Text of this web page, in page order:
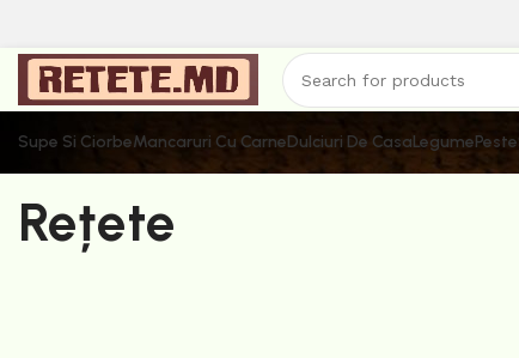
Supe Si CiorbeMancaruri Cu CarneDulciuri De CasaLegumePeste
Rețete